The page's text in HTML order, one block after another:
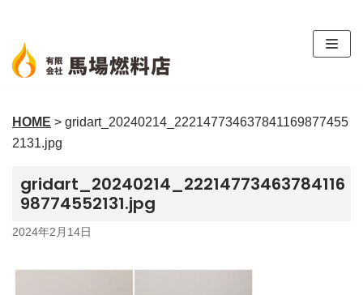
ン
テ
ン
へ
ス
ッ
プ
HOME > gridart_20240214_222147734637841169877455
2131.jpg
gridart_20240214_22214773463784116
98774552131.jpg
2024年2月14日